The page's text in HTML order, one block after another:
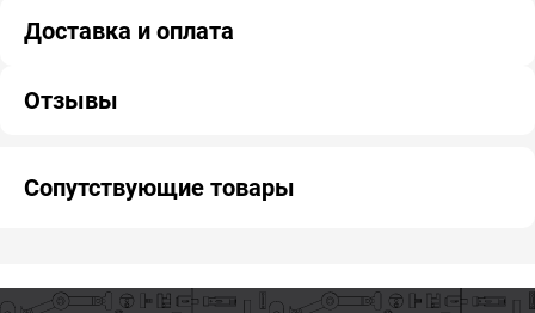
Доставка и оплата
Отзывы
Сопутствующие товары